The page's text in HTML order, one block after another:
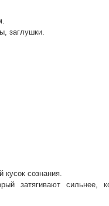
заглушки.
сознания.
затягивают сильнее,